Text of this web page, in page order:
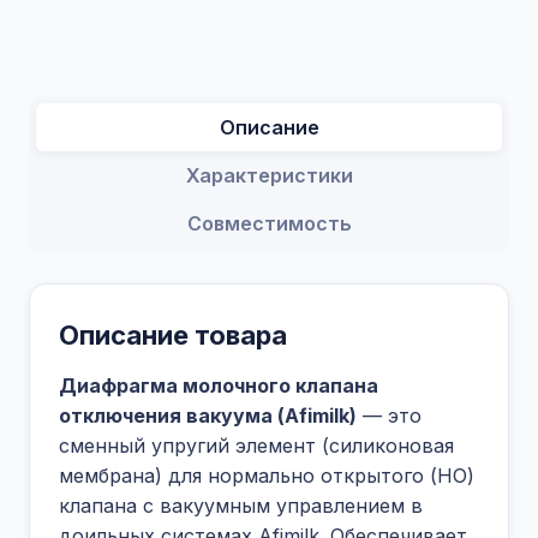
Описание
Характеристики
Совместимость
Описание товара
Диафрагма молочного клапана
отключения вакуума (Afimilk) — это
сменный упругий элемент (силиконовая
мембрана) для нормально открытого (НО)
клапана с вакуумным управлением в